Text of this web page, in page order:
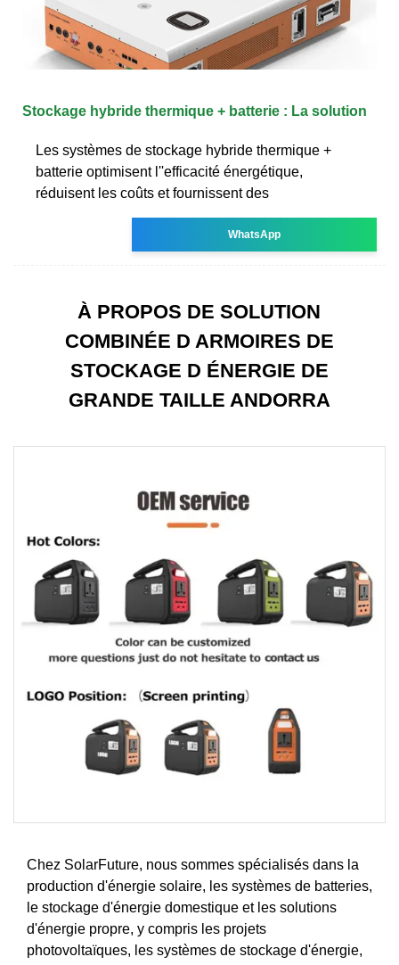
Stockage hybride thermique + batterie : La solution
Les systèmes de stockage hybride thermique +
batterie optimisent l''efficacité énergétique,
réduisent les coûts et fournissent des
WhatsApp
À PROPOS DE SOLUTION
COMBINÉE D ARMOIRES DE
STOCKAGE D ÉNERGIE DE
GRANDE TAILLE ANDORRA
Chez SolarFuture, nous sommes spécialisés dans la
production d'énergie solaire, les systèmes de batteries,
le stockage d'énergie domestique et les solutions
d'énergie propre, y compris les projets
photovoltaïques, les systèmes de stockage d'énergie,